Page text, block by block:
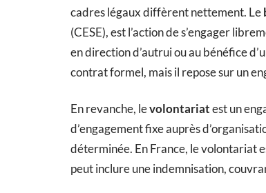
cadres légaux diffèrent nettement. Le
(CESE), est l’action de s’engager
en direction d’autrui ou au bénéfice
contrat formel, mais il repose sur un
En revanche, levolontariatest un
d’engagement fixe auprès
déterminée. En France, le volontariat
peut inclure une indemnisation,